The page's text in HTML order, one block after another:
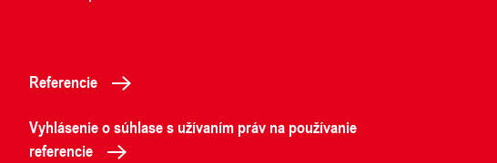
Referencie
Vyhlásenie o súhlase s užívaním práv na používanie
referencie